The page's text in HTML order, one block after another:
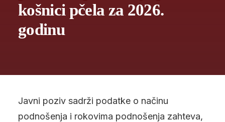
košnici pčela za 2026.
godinu
Javni poziv sadrži podatke o načinu
podnošenja i rokovima podnošenja zahteva,